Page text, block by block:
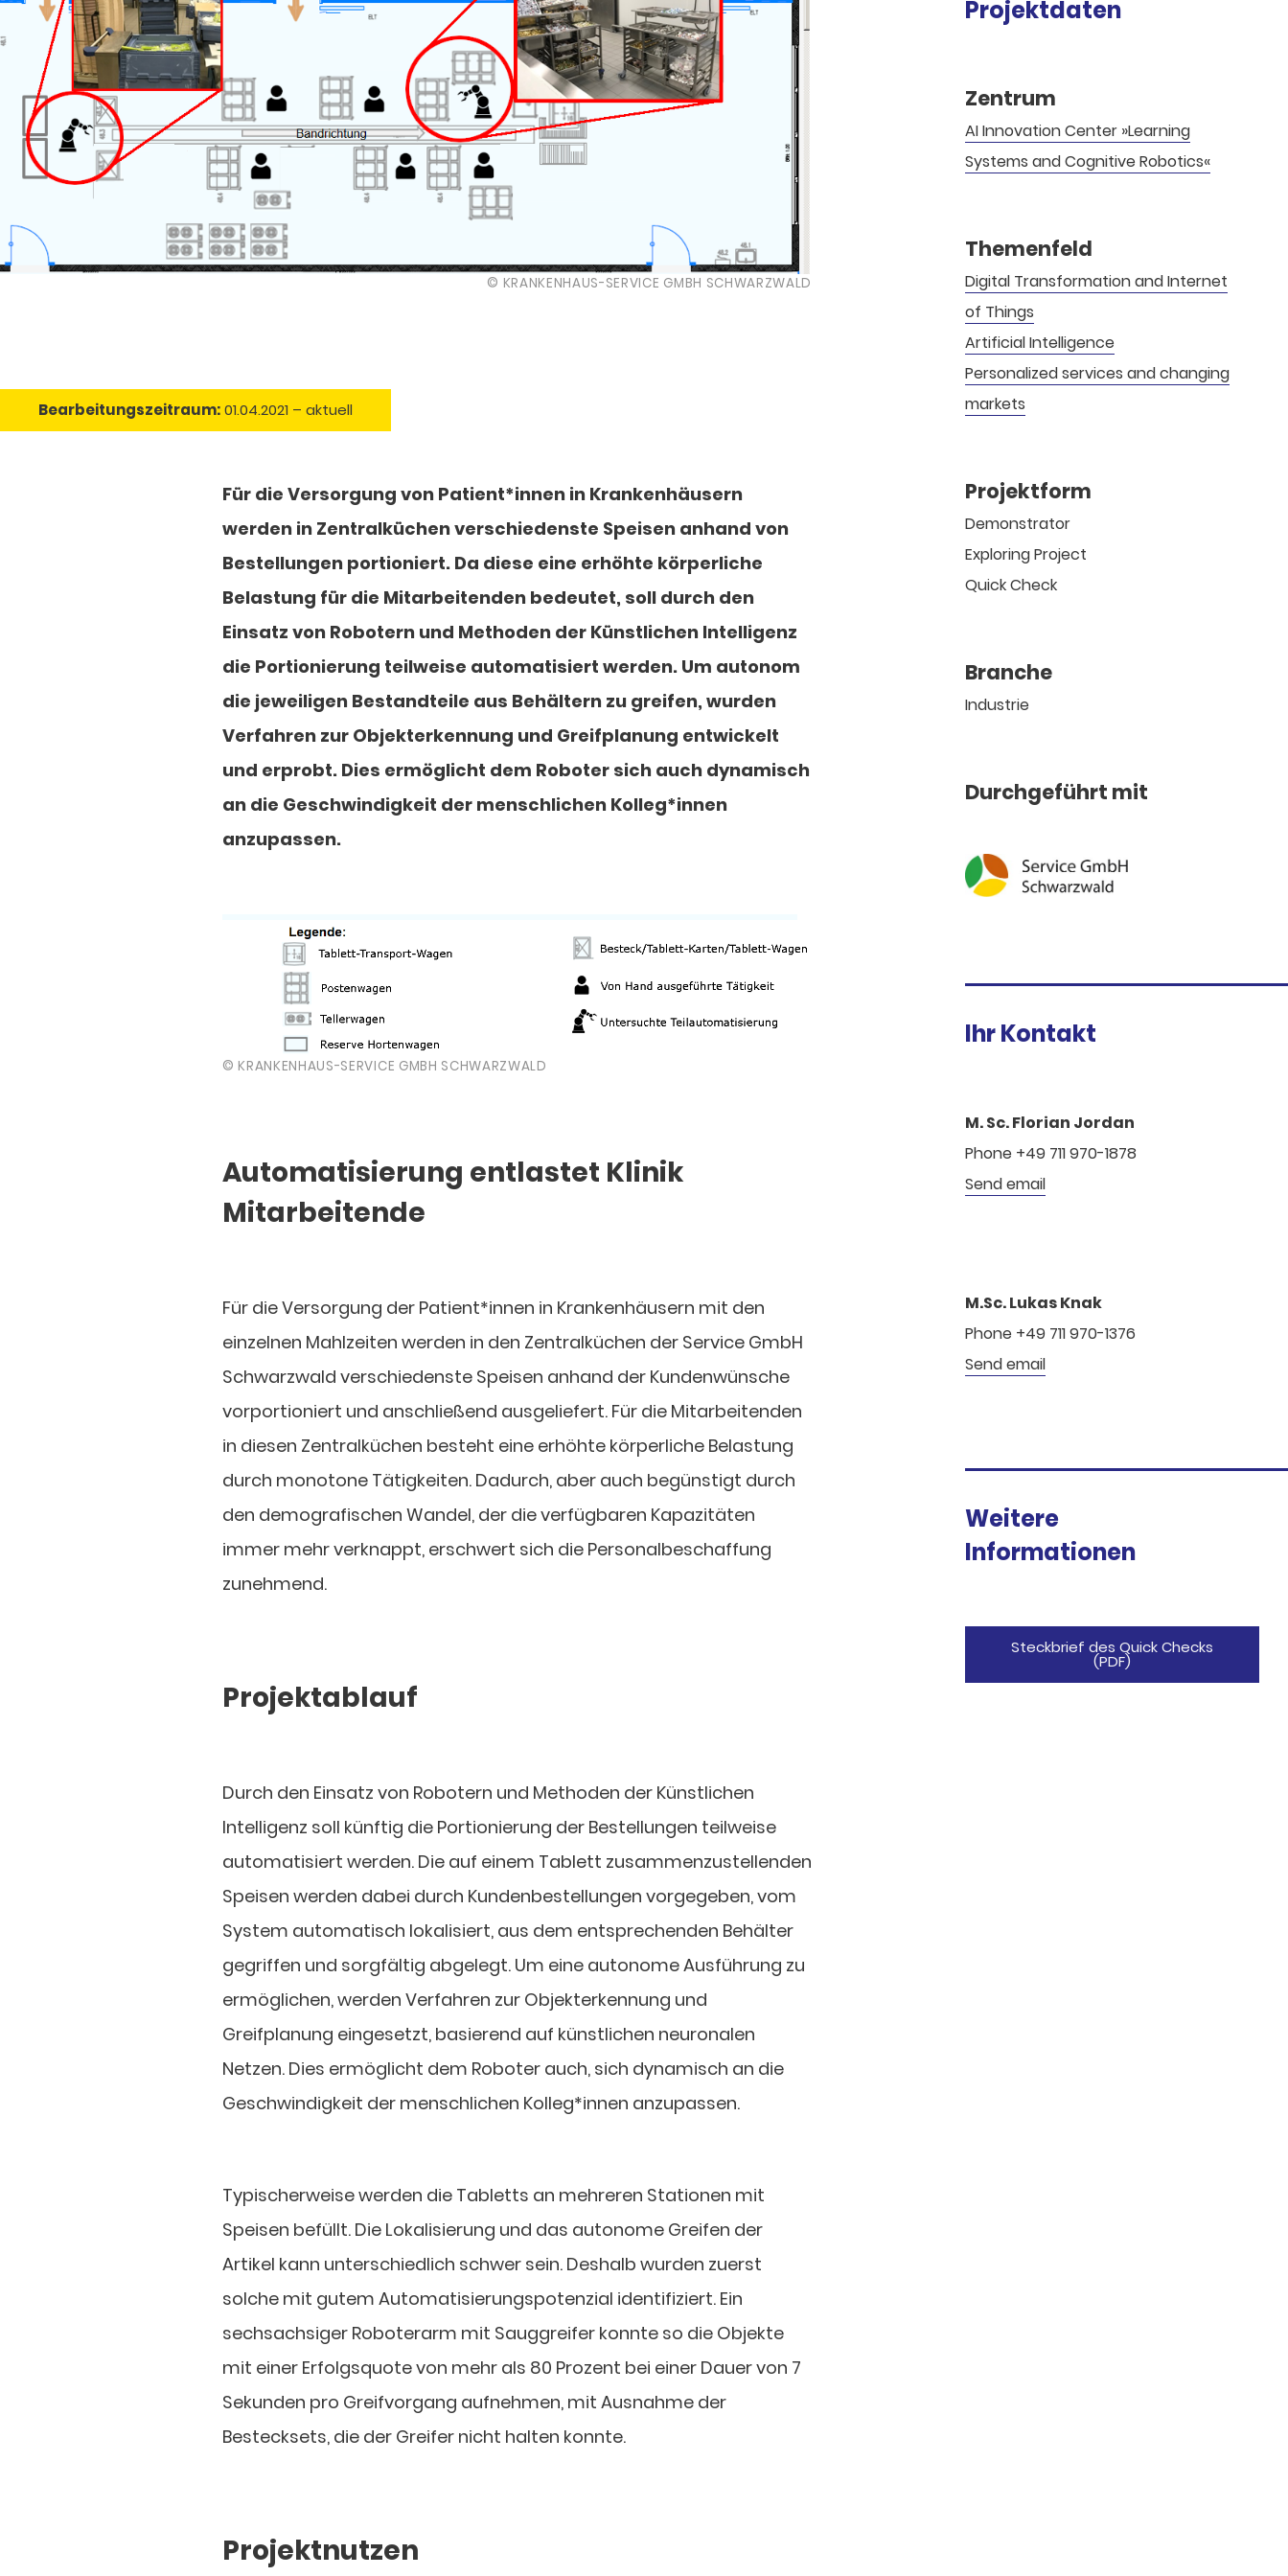
© KRANKENHAUS-SERVICE GMBH SCHWARZWALD
Bearbeitungszeitraum:01.04.2021 – aktuell
Für die Versorgung von Patient*innen in Krankenhäusern
werden in Zentralküchen verschiedenste Speisen anhand von
Bestellungen portioniert. Da diese eine erhöhte körperliche
Belastung für die Mitarbeitenden bedeutet, soll durch den
Einsatz von Robotern und Methoden der Künstlichen Intelligenz
die Portionierung teilweise automatisiert werden. Um autonom
die jeweiligen Bestandteile aus Behältern zu greifen, wurden
Verfahren zur Objekterkennung und Greifplanung entwickelt
und erprobt. Dies ermöglicht dem Roboter sich auch dynamisch
an die Geschwindigkeit der menschlichen Kolleg*innen
anzupassen.
© KRANKENHAUS-SERVICE GMBH SCHWARZWALD
Automatisierung entlastet Klinik
Mitarbeitende
Für die Versorgung der Patient*innen in Krankenhäusern mit den
einzelnen Mahlzeiten werden in den Zentralküchen der Service GmbH
Schwarzwald verschiedenste Speisen anhand der Kundenwünsche
vorportioniert und anschließend ausgeliefert. Für die Mitarbeitenden
in diesen Zentralküchen besteht eine erhöhte körperliche Belastung
durch monotone Tätigkeiten. Dadurch, aber auch begünstigt durch
den demografischen Wandel, der die verfügbaren Kapazitäten
immer mehr verknappt, erschwert sich die Personalbeschaffung
zunehmend.
Projektablauf
Durch den Einsatz von Robotern und Methoden der Künstlichen
Intelligenz soll künftig die Portionierung der Bestellungen teilweise
automatisiert werden. Die auf einem Tablett zusammenzustellenden
Speisen werden dabei durch Kundenbestellungen vorgegeben, vom
System automatisch lokalisiert, aus dem entsprechenden Behälter
gegriffen und sorgfältig abgelegt. Um eine autonome Ausführung zu
ermöglichen, werden Verfahren zur Objekterkennung und
Greifplanung eingesetzt, basierend auf künstlichen neuronalen
Netzen. Dies ermöglicht dem Roboter auch, sich dynamisch an die
Geschwindigkeit der menschlichen Kolleg*innen anzupassen.
Typischerweise werden die Tabletts an mehreren Stationen mit
Speisen befüllt. Die Lokalisierung und das autonome Greifen der
Artikel kann unterschiedlich schwer sein. Deshalb wurden zuerst
solche mit gutem Automatisierungspotenzial identifiziert. Ein
sechsachsiger Roboterarm mit Sauggreifer konnte so die Objekte
mit einer Erfolgsquote von mehr als 80 Prozent bei einer Dauer von 7
Sekunden pro Greifvorgang aufnehmen, mit Ausnahme der
Bestecksets, die der Greifer nicht halten konnte.
Projektnutzen
Projektdaten
Zentrum
AI Innovation Center »Learning
Systems and Cognitive Robotics«
Themenfeld
Digital Transformation and Internet
of Things
Artificial Intelligence
Personalized services and changing
markets
Projektform
Demonstrator
Exploring Project
Quick Check
Branche
Industrie
Durchgeführt mit
Ihr Kontakt
M. Sc. Florian Jordan
Phone +49 711 970-1878
Send email
M.Sc. Lukas Knak
Phone +49 711 970-1376
Send email
Weitere
Informationen
Steckbrief des Quick Checks
(PDF)